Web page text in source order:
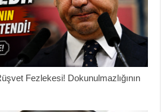
Fezlekesi! Dokunulmazlığının